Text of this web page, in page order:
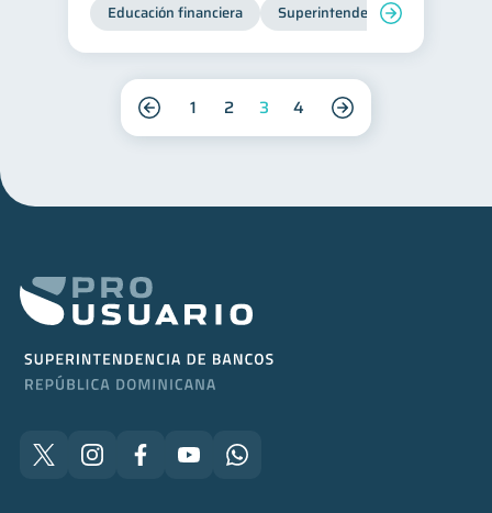
Educación financiera Superintendencia de Bancos
1 2 3 4